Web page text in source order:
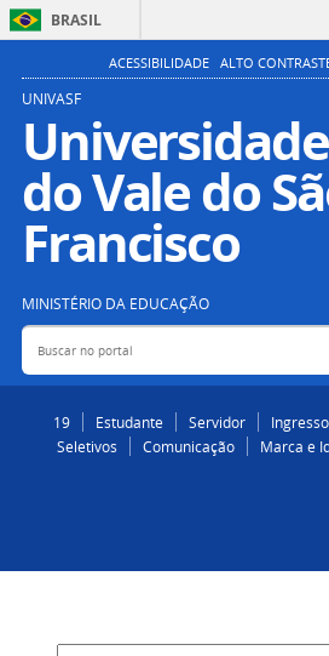
BRASIL
ACESSIBILIDADE ALTO
UNIVASF
do Vale do
Francisco
MINISTÉRIO DA EDUCAÇÃO
Buscar no portal
19
Estudante Servidor Ingresso
Seletivos
Comunicação Marca e